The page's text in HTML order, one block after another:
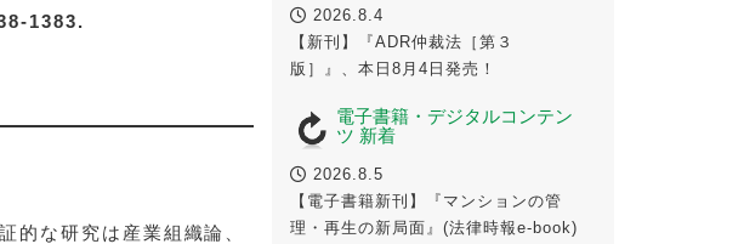
1383.
的な研究は産業組織論、
2026.8.4
【新刊】『ADR仲裁法［第３
版］』、本日8月4日発売！
電子書籍・デジタルコンテン
ツ 新着
2026.8.5
【電子書籍新刊】『マンションの管
理・再生の新局面』(法律時報e-book)